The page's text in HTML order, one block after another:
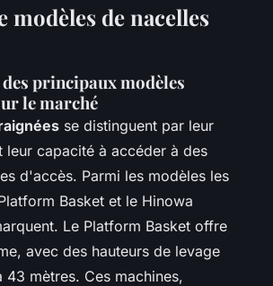
modèles de nacelles
principaux modèles
le marché
se distinguent par leur
leur capacité à accéder à des
d'accès. Parmi les modèles les
Basket et le Hinowa
Le Platform Basket offre
avec des hauteurs de levage
43 mètres. Ces machines,